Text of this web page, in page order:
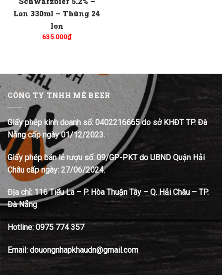
Lon 330ml – Thùng 24
lon
635.000₫
CÔNG TY TNHH MÊ BEER
Giấy phép kinh doanh số: 0402216665 do sở KHĐT TP. Đà
Nẵng cấp ngày 01/12/2023.
Giấy phép bán lẻ rượu số: 09/GP-PKT do UBND Quận Hải
Châu cấp ngày: 27/06/2024.
Địa chỉ: 116 Tiểu La – P. Hòa Thuận Tây – Q. Hải Châu – TP.
Đà Nẵng
Hotline: 0975 774 357
Email: douongnhapkhaudn@gmail.com